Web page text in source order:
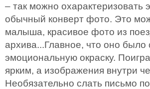
– так можно
обычный конверт фото. Это
малыша, красивое фото из
архива...Главное, что оно
эмоциональную окраску.
ярким, а изображения внутри
Необязательно слать письмо